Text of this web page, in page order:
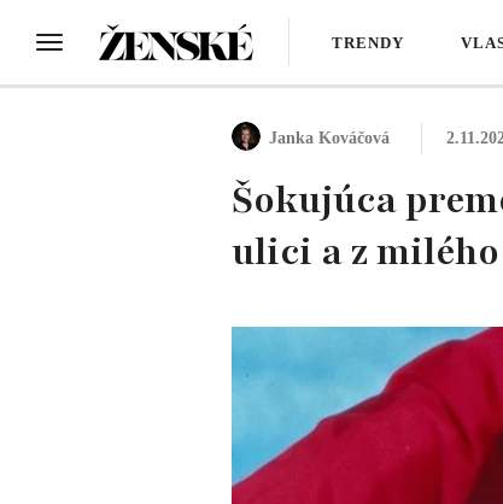
TRENDY
Janka Kováčová
Šokujúca
ulici a z